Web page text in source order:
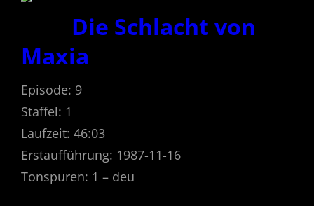
Die Schlacht von
Maxia
Episode: 9
Staffel: 1
Laufzeit: 46:03
Erstaufführung: 1987-11-16
Tonspuren: 1 – deu